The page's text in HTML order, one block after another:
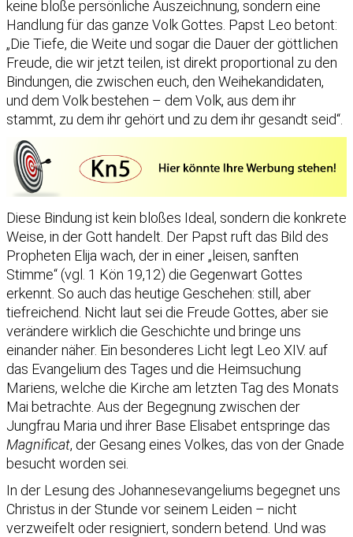
keine bloße persönliche Auszeichnung, sondern eine
Handlung für das ganze Volk Gottes. Papst Leo betont:
„Die Tiefe, die Weite und sogar die Dauer der göttlichen
Freude, die wir jetzt teilen, ist direkt proportional zu den
Bindungen, die zwischen euch, den Weihekandidaten,
und dem Volk bestehen – dem Volk, aus dem ihr
stammt, zu dem ihr gehört und zu dem ihr gesandt seid“.
Diese Bindung ist kein bloßes Ideal, sondern die konkrete
Weise, in der Gott handelt. Der Papst ruft das Bild des
Propheten Elija wach, der in einer „leisen, sanften
Stimme“ (vgl. 1 Kön 19,12) die Gegenwart Gottes
erkennt. So auch das heutige Geschehen: still, aber
tiefreichend. Nicht laut sei die Freude Gottes, aber sie
verändere wirklich die Geschichte und bringe uns
einander näher. Ein besonderes Licht legt Leo XIV. auf
das Evangelium des Tages und die Heimsuchung
Mariens, welche die Kirche am letzten Tag des Monats
Mai betrachte. Aus der Begegnung zwischen der
Jungfrau Maria und ihrer Base Elisabet entspringe das
Magnificat, der Gesang eines Volkes, das von der Gnade
besucht worden sei.
In der Lesung des Johannesevangeliums begegnet uns
Christus in der Stunde vor seinem Leiden – nicht
verzweifelt oder resigniert, sondern betend. Und was